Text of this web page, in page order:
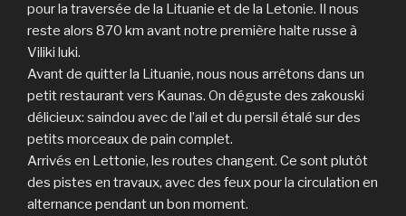
pour la traversée de la Lituanie et de la Letonie. Il nous
reste alors 870 km avant notre première halte russe à
Viliki luki.
Avant de quitter la Lituanie, nous nous arrêtons dans un
petit restaurant vers Kaunas. On déguste des zakouski
délicieux: saindou avec de l’ail et du persil étalé sur des
petits morceaux de pain complet.
Arrivés en Lettonie, les routes changent. Ce sont plutôt
des pistes en travaux, avec des feux pour la circulation en
alternance pendant un bon moment.